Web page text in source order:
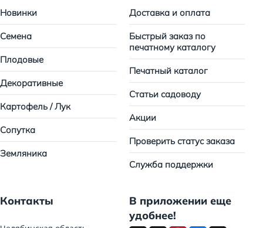
Новинки
Семена
Плодовые
Декоративные
Картофель / Лук
Сопутка
Земляника
Доставка и оплата
Быстрый заказ по
печатному каталогу
Печатный каталог
Статьи садоводу
Акции
Проверить статус заказа
Служба поддержки
Контакты
В приложении еще
удобнее!